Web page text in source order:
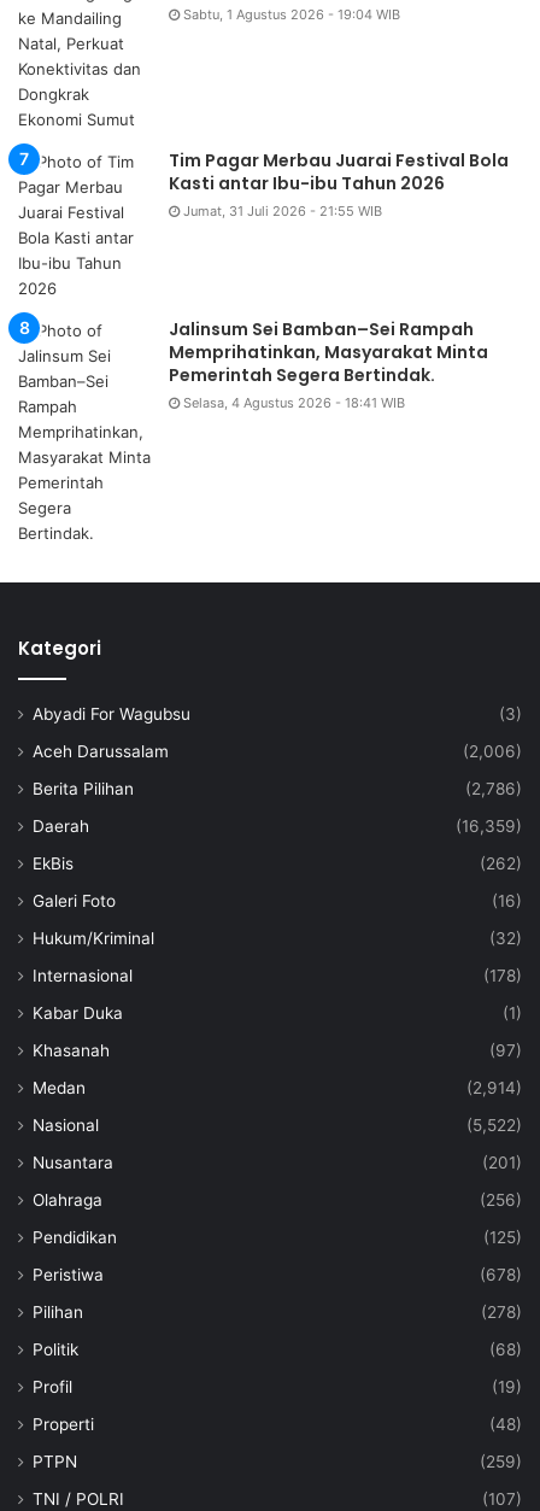
Sabtu, 1 Agustus 2026 - 19:04 WIB
Tim Pagar Merbau Juarai Festival Bola
Kasti antar Ibu-ibu Tahun 2026
Jumat, 31 Juli 2026 - 21:55 WIB
Jalinsum Sei Bamban–Sei Rampah
Memprihatinkan, Masyarakat Minta
Pemerintah Segera Bertindak.
Selasa, 4 Agustus 2026 - 18:41 WIB
Kategori
Abyadi For Wagubsu
(3)
Aceh Darussalam
(2,006)
Berita Pilihan
(2,786)
Daerah
(16,359)
EkBis
(262)
Galeri Foto
(16)
Hukum/Kriminal
(32)
Internasional
(178)
Kabar Duka
(1)
Khasanah
(97)
Medan
(2,914)
Nasional
(5,522)
Nusantara
(201)
Olahraga
(256)
Pendidikan
(125)
Peristiwa
(678)
Pilihan
(278)
Politik
(68)
Profil
(19)
Properti
(48)
PTPN
(259)
TNI / POLRI
(107)